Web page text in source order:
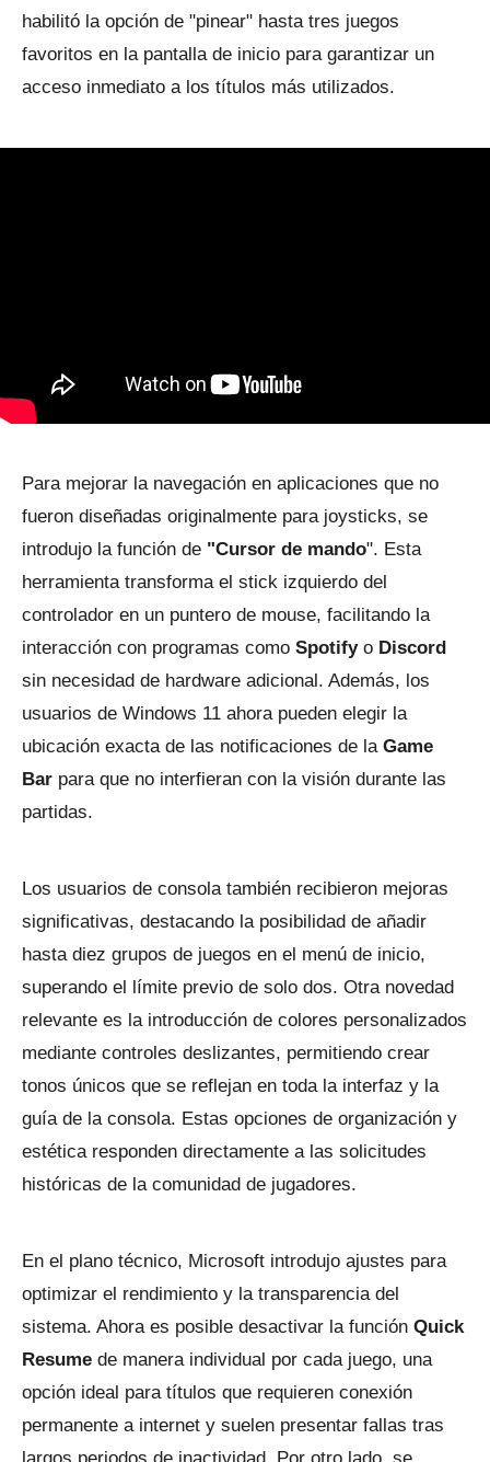
habilitó la opción de "pinear" hasta tres juegos
favoritos en la pantalla de inicio para garantizar un
acceso inmediato a los títulos más utilizados.
Para mejorar la navegación en aplicaciones que no
fueron diseñadas originalmente para joysticks, se
introdujo la función de "Cursor de mando". Esta
herramienta transforma el stick izquierdo del
controlador en un puntero de mouse, facilitando la
interacción con programas como Spotify o Discord
sin necesidad de hardware adicional. Además, los
usuarios de Windows 11 ahora pueden elegir la
ubicación exacta de las notificaciones de la Game
Bar para que no interfieran con la visión durante las
partidas.
Los usuarios de consola también recibieron mejoras
significativas, destacando la posibilidad de añadir
hasta diez grupos de juegos en el menú de inicio,
superando el límite previo de solo dos. Otra novedad
relevante es la introducción de colores personalizados
mediante controles deslizantes, permitiendo crear
tonos únicos que se reflejan en toda la interfaz y la
guía de la consola. Estas opciones de organización y
estética responden directamente a las solicitudes
históricas de la comunidad de jugadores.
En el plano técnico, Microsoft introdujo ajustes para
optimizar el rendimiento y la transparencia del
sistema. Ahora es posible desactivar la función Quick
Resume de manera individual por cada juego, una
opción ideal para títulos que requieren conexión
permanente a internet y suelen presentar fallas tras